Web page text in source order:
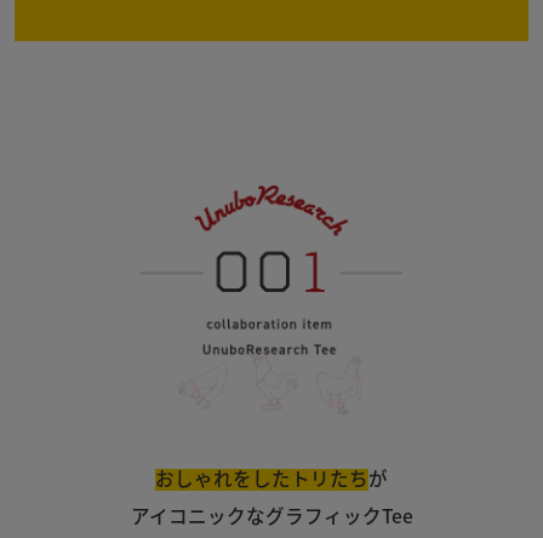
おしゃれをしたトリたちが
アイコニックなグラフィックTee